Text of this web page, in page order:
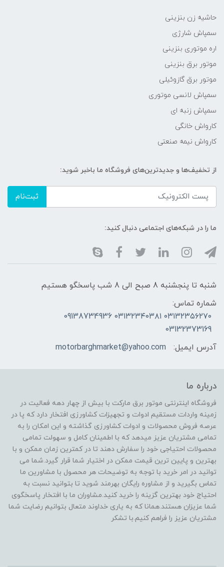
حاشیه زن بنزینی
سمپاش شارژی
اره موتوری بنزینی
موتور برق بنزینی
موتور برق گازوئیلی
سمپاش لانسی موتوری
سمپاش زنبه ای
کارواش خانگی
کارواش نیمه صنعتی
از تخفیف‌ها و جدیدترین‌های فروشگاه ما باخبر شوید:
ثبت‌نام
ما را در شبکه‌های اجتماعی دنبال کنید:
شنبه تا پنجشنبه 8 صبح الی 8 شب پاسخگو هستیم
شماره تماس:
۰۳۱۳۲۳۵۶۲۷۰ ۰۳۱۳۲۳۴۰۳۸۱ 09138734936
03132373169
آدرس ایمیل:
motorbarghmarket@yahoo.com
درباره ما
فروشگاه اینترنتی موتور برق مارکت با بیش از چهار دهه فعالیت در
زمینه واردات مستقیم ادوات و تجهیزات کشاورزی افتخار دارد که پا در
عرصه فروش محصولات و ادوات کشاورزی گذاشته و این امکان را به
تمامی مشتریان عزیز میدهد که با اطمینان کامل و سهولت تمامی
محصولات احتیاجی خود را سفارش دهند تا در کمترین زمان ممکن و با
بهترین و پایین ترین قیمت ممکن در اختیار شما قرار گیرد.شما می
توانید در امر خرید با توجه به توضیحات هر محصول با مشاورین ما
تماس بگیرید و از مشاوره رایگان بهرمند شوید تا بتوانید نسبت به
احتیاج خود بهترین گزینه را خرید کنید.مشاوران ما با افتخار پاسخگوی
شما عزیزان هستند.همانا که به یاری خداوند متعال بتوانیم رضایت شما
مشتریان عزیز را فراهم کنیم.با تشکر